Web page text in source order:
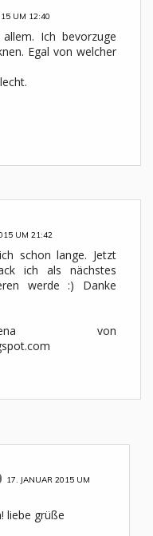
UM 12:40
Ich bevorzuge
Egal von welcher
UM 21:42
schon lange. Jetzt
ich als nächstes
werde :) Danke
von
17. JANUAR 2015 UM
liebe grüße